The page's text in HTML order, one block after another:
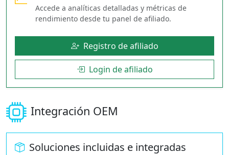
Accede a analíticas detalladas y métricas de
rendimiento desde tu panel de afiliado.
Registro de afiliado
Login de afiliado
Integración OEM
Soluciones incluidas e integradas